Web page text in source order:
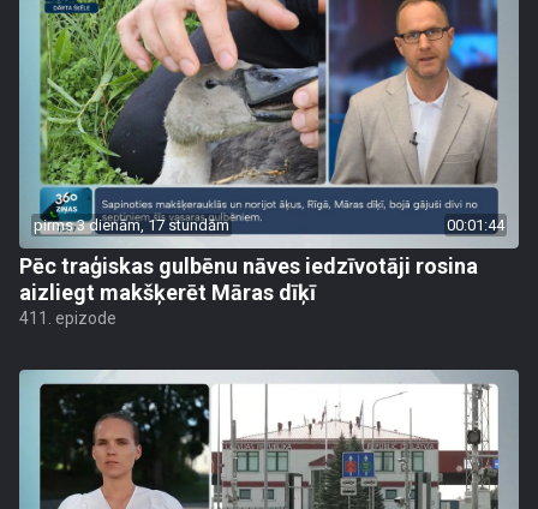
pirms 3 dienām, 17 stundām 00:01:44
Pēc traģiskas gulbēnu nāves iedzīvotāji rosina
aizliegt makšķerēt Māras dīķī
411. epizode